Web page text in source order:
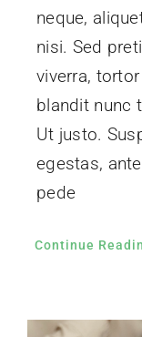
neque,
nisi. Sed
viverra,
blandit nunc
Ut justo.
egestas,
pede
Continue